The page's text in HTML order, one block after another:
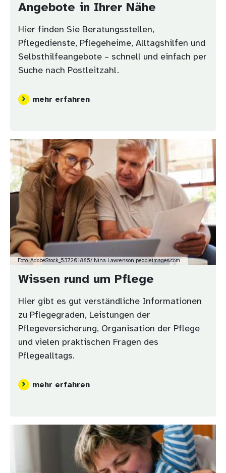
Angebote in Ihrer Nähe
Hier finden Sie Beratungsstellen,
Pflegedienste, Pflegeheime, Alltagshilfen und
Selbsthilfeangebote – schnell und einfach per
Suche nach Postleitzahl.
mehr erfahren
Bild
Foto: AdobeStock_537201885/ Nina Lawrenson peopleimages.com
Wissen rund um Pflege
Hier gibt es gut verständliche Informationen
zu Pflegegraden, Leistungen der
Pflegeversicherung, Organisation der Pflege
und vielen praktischen Fragen des
Pflegealltags.
mehr erfahren